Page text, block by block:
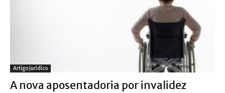
Artigo Jurídico
A nova aposentadoria por invalidez